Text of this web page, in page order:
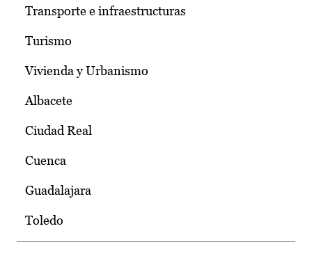
Transporte e infraestructuras
Turismo
Vivienda y Urbanismo
Albacete
Ciudad Real
Cuenca
Guadalajara
Toledo